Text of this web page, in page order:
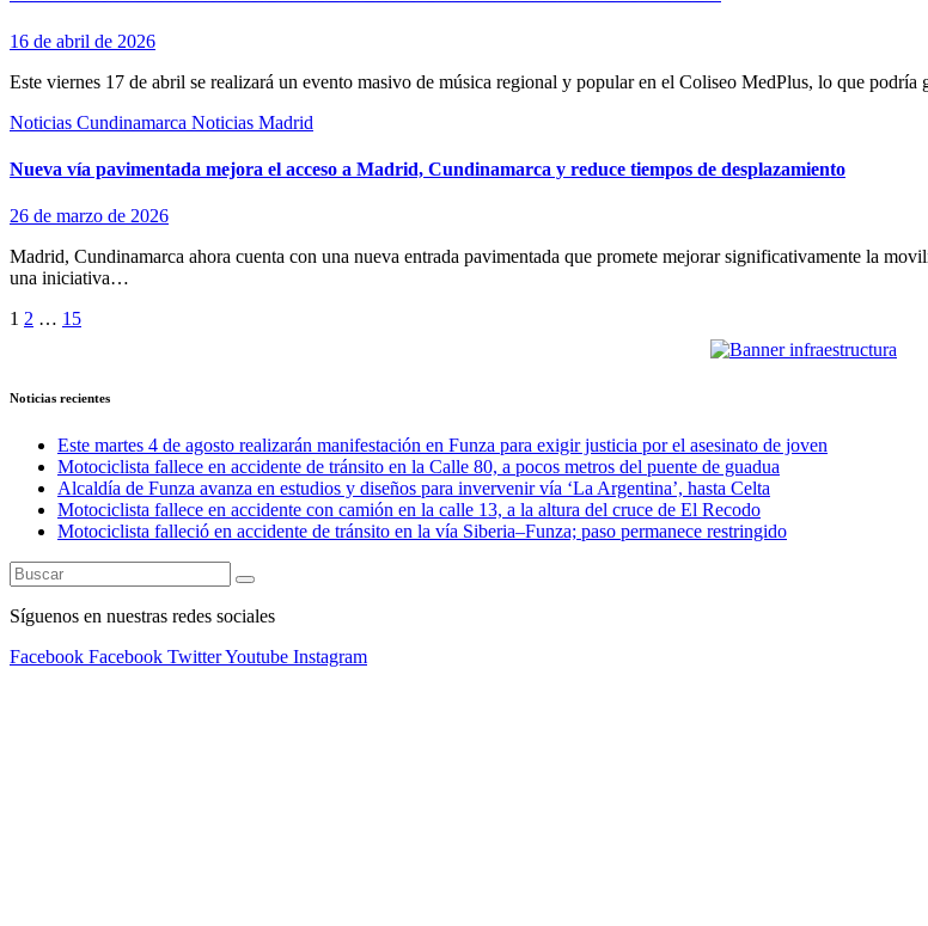
16 de abril de 2026
Este viernes 17 de abril se realizará un evento masivo de música regional y popular en el Coliseo MedPlus, lo que
Noticias Cundinamarca Noticias Madrid
Nueva vía pavimentada mejora el acceso a Madrid, Cundinamarca y reduce tiempos de desplazamiento
26 de marzo de 2026
Madrid, Cundinamarca ahora cuenta con una nueva entrada pavimentada que promete mejorar significativamente la
una iniciativa…
Paginación
entradas
1 2 … 15
Noticias recientes
Este martes 4 de agosto realizarán manifestación en Funza para exigir justicia por el asesinato de joven
Motociclista fallece en accidente de tránsito en la Calle 80, a pocos metros del puente de guadua
Alcaldía de Funza avanza en estudios y diseños para invervenir vía ‘La Argentina’, hasta Celta
Motociclista fallece en accidente con camión en la calle 13, a la altura del cruce de El Recodo
Motociclista falleció en accidente de tránsito en la vía Siberia–Funza; paso permanece restringido
Síguenos en nuestras redes sociales
Facebook Facebook TwitterYoutube Instagram